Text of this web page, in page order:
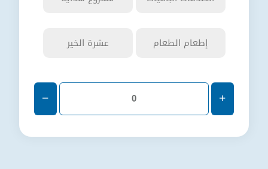
إطعام الطعا عشرة الخير